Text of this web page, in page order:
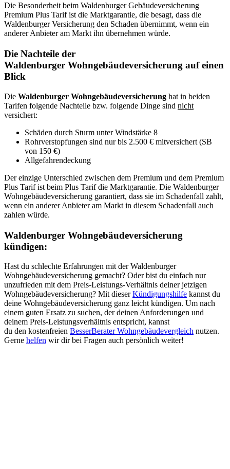
Die Besonderheit beim Waldenburger Gebäudeversicherung
Premium Plus Tarif ist die Marktgarantie, die besagt, dass die
Waldenburger Versicherung den Schaden übernimmt, wenn ein
anderer Anbieter am Markt ihn übernehmen würde.
Die Nachteile der
Waldenburger Wohngebäudeversicherung auf einen
Blick
Die Waldenburger Wohngebäudeversicherung hat in beiden
Tarifen folgende Nachteile bzw. folgende Dinge sind nicht
versichert:
Schäden durch Sturm unter Windstärke 8
Rohrverstopfungen sind nur bis 2.500 € mitversichert (SB
von 150 €)
Allgefahrendeckung
Der einzige Unterschied zwischen dem Premium und dem Premium
Plus Tarif ist beim Plus Tarif die Marktgarantie. Die Waldenburger
Wohngebäudeversicherung garantiert, dass sie im Schadenfall zahlt,
wenn ein anderer Anbieter am Markt in diesem Schadenfall auch
zahlen würde.
Waldenburger Wohngebäudeversicherung
kündigen:
Hast du schlechte Erfahrungen mit der Waldenburger
Wohngebäudeversicherung gemacht? Oder bist du einfach nur
unzufrieden mit dem Preis-Leistungs-Verhältnis deiner jetzigen
Wohngebäudeversicherung? Mit dieserKündigungshilfe kannst du
deine Wohngebäudeversicherung ganz leicht kündigen. Um nach
einem guten Ersatz zu suchen, der deinen Anforderungen und
deinem Preis-Leistungsverhältnis entspricht, kannst
du den kostenfreien BesserBerater Wohngebäudevergleich nutzen.
Gerne helfen wir dir bei Fragen auch persönlich weiter!